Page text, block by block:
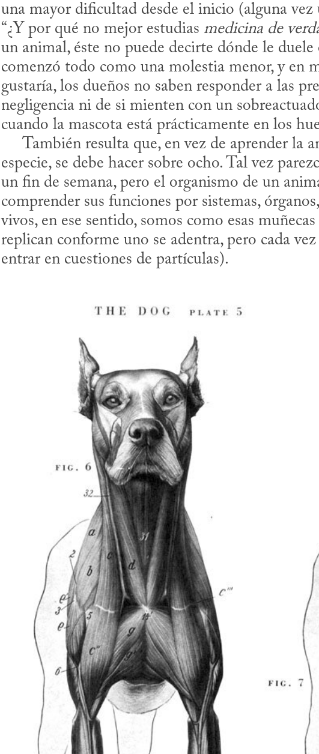
una mayor dificultad desde el inicio (alguna vez
“¿Y por qué no mejor estudias medicina de
un animal, éste no puede decirte dónde le duele
comenzó todo como una molestia menor, y en
gustaría, los dueños no saben responder a las
negligencia ni de si mienten con un
cuando la mascota está prácticamente en los
especie, se debe hacer sobre ocho. Tal vez
un fin de semana, pero el organismo de un
comprender sus funciones por sistemas,
vivos, en ese sentido, somos como esas
replican conforme uno se adentra, pero cada
entrar en cuestiones de partículas).